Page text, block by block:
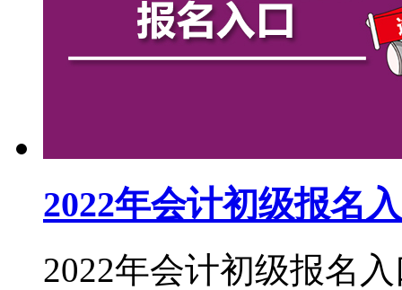
2022年会计初级报名
2022年会计初级报名